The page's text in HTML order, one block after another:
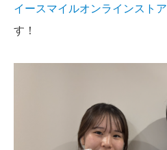
イースマイルオンラインストア
す！